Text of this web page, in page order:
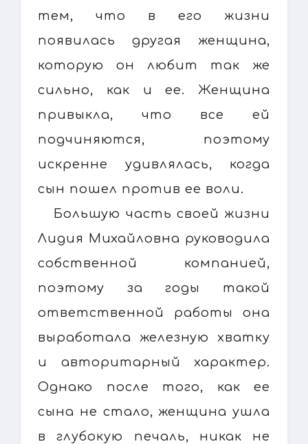
тем, что в его жизни
появилась другая женщина,
которую он любит так же
сильно, как и ее. Женщина
привыкла, что все ей
подчиняются, поэтому
искренне удивлялась, когда
сын пошел против ее воли.
Большую часть своей жизни
Лидия Михайловна руководила
собственной компанией,
поэтому за годы такой
ответственной работы она
выработала железную хватку
и авторитарный характер.
Однако после того, как ее
сына не стало, женщина ушла
в глубокую печаль, никак не